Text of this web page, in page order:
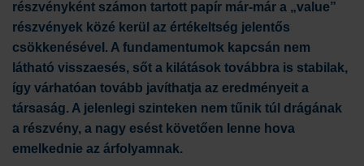
részvényként számon tartott papír már-már a „value”
részvények közé kerül az értékeltség jelentős
csökkenésével. A fundamentumok kapcsán nem
látható visszaesés, sőt a kilátások továbbra is stabilak,
így várhatóan tovább javíthatja az eredményeit a
társaság. A jelenlegi szinteken nem tűnik túl drágának
a részvény, a nagy esést követően lenne hova
emelkednie az árfolyamnak.